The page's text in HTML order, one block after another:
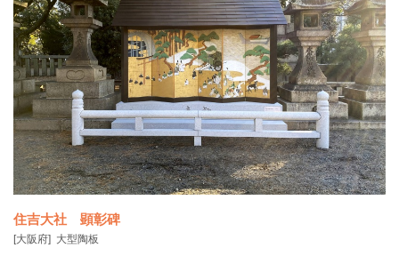
住吉大社 顕彰碑
[大阪府] 大型陶板